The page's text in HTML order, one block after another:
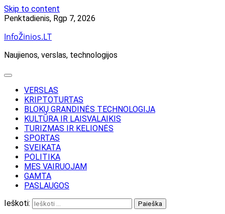
Skip to content
Penktadienis, Rgp 7, 2026
InfoŽinios.LT
Naujienos, verslas, technologijos
VERSLAS
KRIPTOTURTAS
BLOKŲ GRANDINĖS TECHNOLOGIJA
KULTŪRA IR LAISVALAIKIS
TURIZMAS IR KELIONĖS
SPORTAS
SVEIKATA
POLITIKA
MES VAIRUOJAM
GAMTA
PASLAUGOS
Ieškoti: